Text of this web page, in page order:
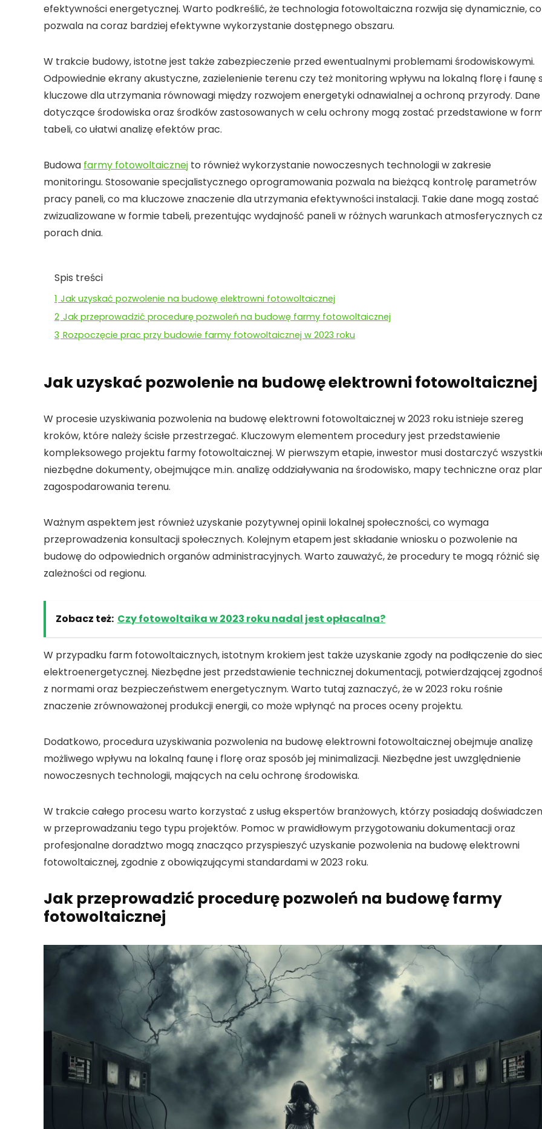
efektywności energetycznej. Warto podkreślić, że technologia fotowoltaiczna rozwija się dynamicznie, co
pozwala na coraz bardziej efektywne wykorzystanie dostępnego obszaru.
W trakcie budowy, istotne jest także zabezpieczenie przed ewentualnymi problemami środowiskowymi.
Odpowiednie ekrany akustyczne, zazielenienie terenu czy też monitoring wpływu na lokalną florę i faunę
kluczowe dla utrzymania równowagi między rozwojem energetyki odnawialnej a ochroną przyrody. Dane
dotyczące środowiska oraz środków zastosowanych w celu ochrony mogą zostać przedstawione w
tabeli, co ułatwi analizę efektów prac.
Budowa farmy fotowoltaicznej to również wykorzystanie nowoczesnych technologii w zakresie
monitoringu. Stosowanie specjalistycznego oprogramowania pozwala na bieżącą kontrolę parametrów
pracy paneli, co ma kluczowe znaczenie dla utrzymania efektywności instalacji. Takie dane mogą zostać
zwizualizowane w formie tabeli, prezentując wydajność paneli w różnych warunkach atmosferycznych
porach dnia.
Spis treści
1 Jak uzyskać pozwolenie na budowę elektrowni fotowoltaicznej
2 Jak przeprowadzić procedurę pozwoleń na budowę farmy fotowoltaicznej
3 Rozpoczęcie prac przy budowie farmy fotowoltaicznej w 2023 roku
Jak uzyskać pozwolenie na budowę elektrowni fotowoltaicznej
W procesie uzyskiwania pozwolenia na budowę elektrowni fotowoltaicznejw 2023 roku istniejeszereg
kroków, które należy ścisłe przestrzegać. Kluczowym elementem procedury jest przedstawienie
kompleksowego projektu farmy fotowoltaicznej. W pierwszym etapie, inwestor musi dostarczyć
niezbędne dokumenty, obejmujące m.in. analizę oddziaływania na środowisko, mapy techniczne oraz
zagospodarowania terenu.
Ważnym aspektem jest również uzyskanie pozytywnej opinii lokalnej społeczności, co wymaga
przeprowadzenia konsultacji społecznych. Kolejnym etapem jest składanie wniosku o pozwolenie na
budowędo odpowiednich organów administracyjnych. Warto zauważyć, że procedury te mogą różnić się
zależności od regionu.
Zobacz też: Czy fotowoltaika w 2023 roku nadal jest opłacalna?
W przypadku farm fotowoltaicznych, istotnym krokiem jest także uzyskanie zgody na podłączenie do
elektroenergetycznej. Niezbędne jest przedstawienie technicznej dokumentacji, potwierdzającej
z normami oraz bezpieczeństwem energetycznym. Warto tutaj zaznaczyć, że w 2023 roku rośnie
znaczenie zrównoważonej produkcji energii, co może wpłynąć na proces oceny projektu.
Dodatkowo, procedura uzyskiwania pozwolenia na budowę elektrowni fotowoltaicznej obejmujeanalizę
możliwego wpływu na lokalną faunę i florę oraz sposób jej minimalizacji. Niezbędne jest uwzględnienie
nowoczesnych technologii, mających na celu ochronę środowiska.
W trakcie całego procesu warto korzystać z usługekspertów branżowych, którzy posiadają
w przeprowadzaniu tego typu projektów. Pomoc w prawidłowym przygotowaniu dokumentacji oraz
profesjonalne doradztwo mogą znacząco przyspieszyć uzyskanie pozwolenia na budowę elektrowni
fotowoltaicznej, zgodnie z obowiązującymi standardamiw 2023 roku.
Jak przeprowadzić procedurę pozwoleń na budowę farmy
fotowoltaicznej